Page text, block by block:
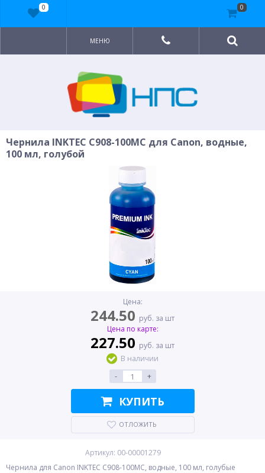
МЕНЮ
Чернила INKTEC C908-100MC для Canon, водные,
100 мл, голубой
Цена:
244.50 руб. за шт
Цена по карте:
227.50 руб. за шт
В наличии
-
+
КУПИТЬ
ОТЛОЖИТЬ
Артикул: 00-00001279
Чернила для Canon INKTEC C908-100MC, водные, 100 мл, голубые
0 0